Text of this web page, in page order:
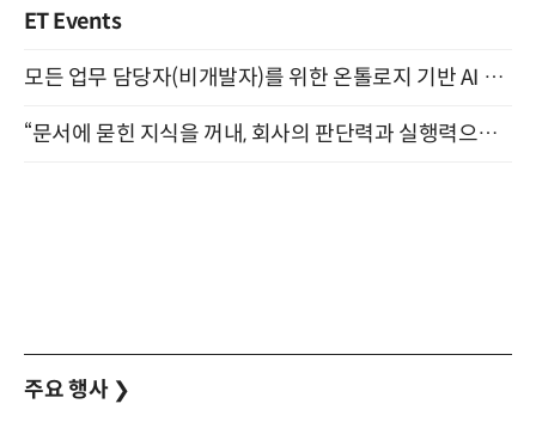
ET Events
모든 업무 담당자(비개발자)를 위한 온톨로지 기반 AI 지식체계 설계 1-day 워크숍 8월 20일 개최
“문서에 묻힌 지식을 꺼내, 회사의 판단력과 실행력으로 바꾸다” (8/20)
주요 행사 ❯